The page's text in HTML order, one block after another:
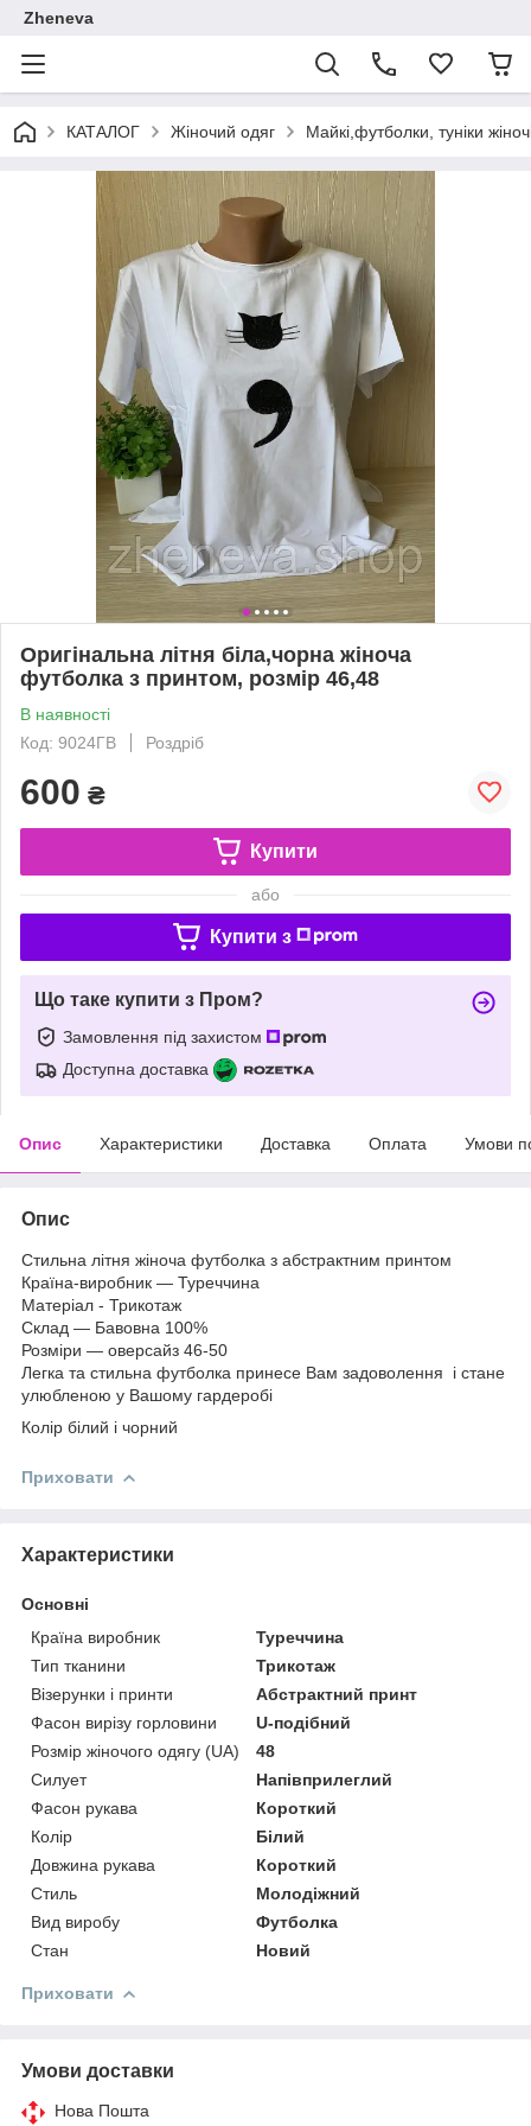
Zheneva
КАТАЛОГ Жіночий одяг Майкі,футболки, туніки
Оригінальна літня біла,чорна жіноча
футболка з принтом, розмір 46,48
В наявності
Код: 9024ГВ
Роздріб
600 ₴
Купити
або
Купити з
Що таке купити з Пром?
Замовлення під захистом
Доступна доставка
Опис Характеристики Доставка Оплата Умови
Опис
Стильна літня жіноча футболка з абстрактним принтом
Країна-виробник — Туреччина
Матеріал - Трикотаж
Склад — Бавовна 100%
Розміри — оверсайз 46-50
Легка та стильна футболка принесе Вам задоволення і стане
улюбленою у Вашому гардеробі
Колір білий і чорний
Приховати
Характеристики
Основні
Країна виробник
Туреччина
Тип тканини
Трикотаж
Візерунки і принти
Абстрактний принт
Фасон вирізу горловини
U-подібний
Розмір жіночого одягу (UA)
48
Силует
Напівприлеглий
Фасон рукава
Короткий
Колір
Білий
Довжина рукава
Короткий
Стиль
Молодіжний
Вид виробу
Футболка
Стан
Новий
Приховати
Умови доставки
Нова Пошта